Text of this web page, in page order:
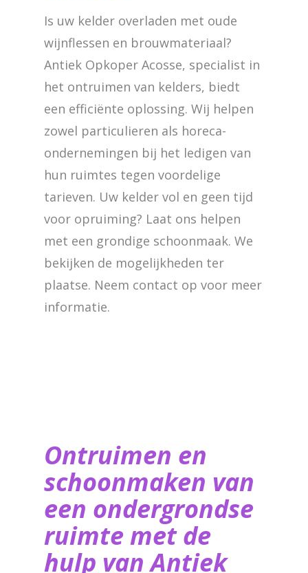
Is uw kelder overladen met oude
wijnflessen en brouwmateriaal?
Antiek Opkoper Acosse, specialist in
het ontruimen van kelders, biedt
een efficiënte oplossing. Wij helpen
zowel particulieren als horeca-
ondernemingen bij het ledigen van
hun ruimtes tegen voordelige
tarieven. Uw kelder vol en geen tijd
voor opruiming? Laat ons helpen
met een grondige schoonmaak. We
bekijken de mogelijkheden ter
plaatse. Neem contact op voor meer
informatie.
Ontruimen en
schoonmaken van
een ondergrondse
ruimte met de
hulp van ​Antiek